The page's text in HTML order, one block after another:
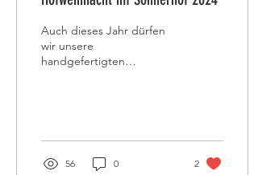
Auch dieses Jahr dürfen
wir unsere
handgefertigten
56 0 2